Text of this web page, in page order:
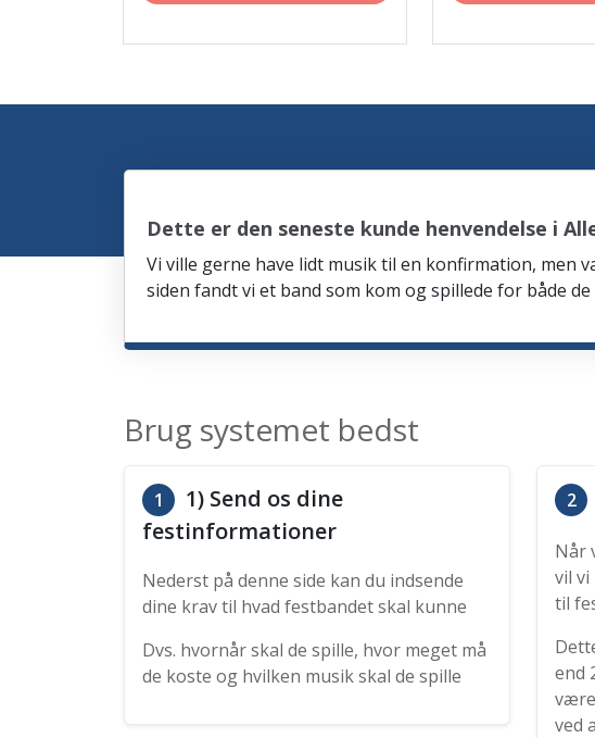
Dette er den seneste kunde henvendelse i
Vi ville gerne have lidt musik til en konfirmation, men
siden fandt vi et band som kom og spillede for både
Brug systemet bedst
1
1) Send os dine
festinformationer
Nederst på denne side kan du indsende
dine krav til hvad festbandet skal kunne
Dvs. hvornår skal de spille, hvor meget må
de koste og hvilken musik skal de spille
2
Når
vil vi
til
end
ved